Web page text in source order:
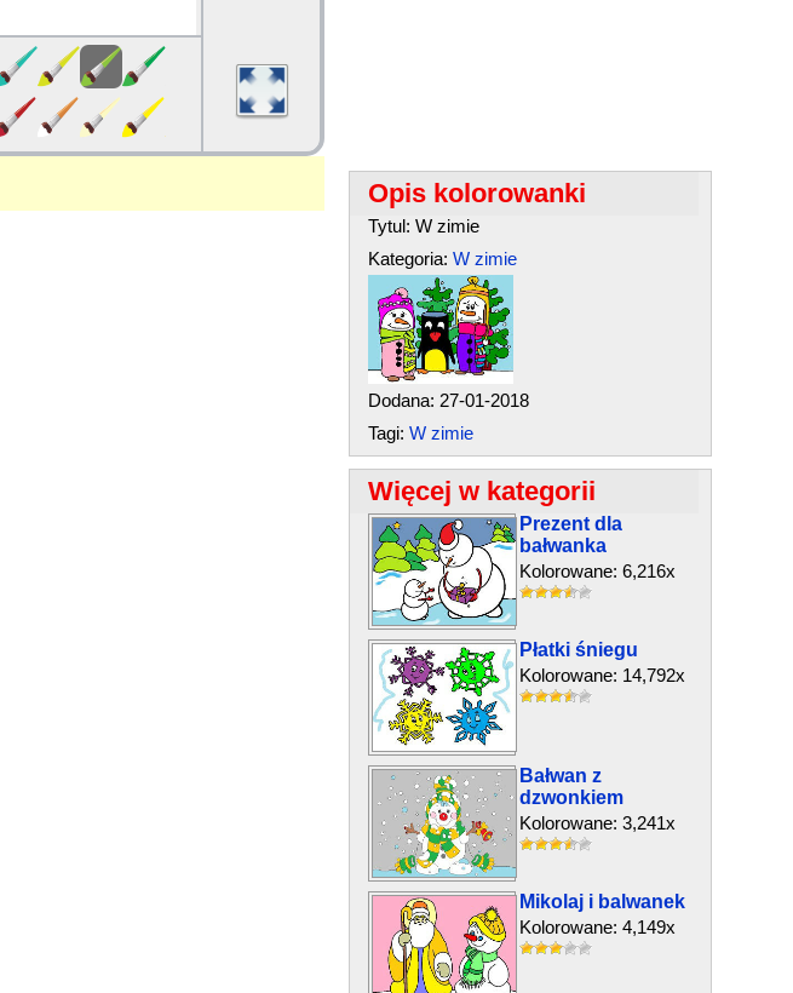
Opis kolorowanki
Tytul: W zimie
Kategoria: W zimie
Dodana: 27-01-2018
Tagi: W zimie
Więcej w kategorii
Prezent dla
bałwanka
Kolorowane: 6,216x
Płatki śniegu
Kolorowane: 14,792x
Bałwan z
dzwonkiem
Kolorowane: 3,241x
Mikolaj i balwanek
Kolorowane: 4,149x